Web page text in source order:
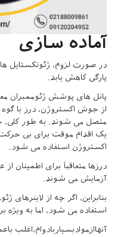
آماده سازی
در صورت لزوم، ژئوتکستایل ها
پارگی کاهش یابد.
پانل های پوشش ژئوممبران
از جوش اکستروژن، درز با
متصل می شوند. به طور کلی،
یک اقدام موقت برای بی
اکستروژن استفاده می شود.
درزها متعاقباً برای اطمینان
آزمایش می شوند.
بنابراین، اگر چه از لاینرهای
استفاده می شود، اما به ویژه
آنهاازموادبسیاربادوام،اغلب